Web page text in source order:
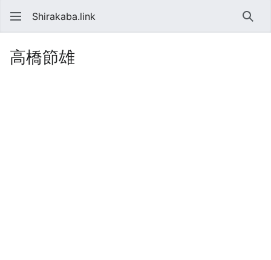
Shirakaba.link 検索
高橋節雄